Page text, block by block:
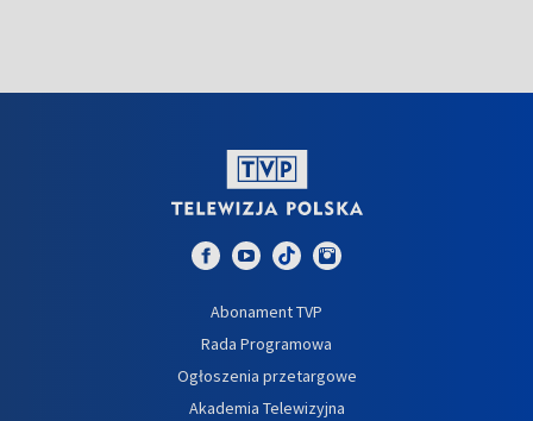
Abonament TVP
Rada Programowa
Ogłoszenia przetargowe
Akademia Telewizyjna